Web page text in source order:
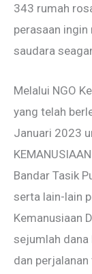
343 rumah
perasaan
saudara
Melalui NGO
yang telah
Januari 2023
Bandar Tasik
serta lain-lain
Kemanusiaan
sejumlah dana
dan